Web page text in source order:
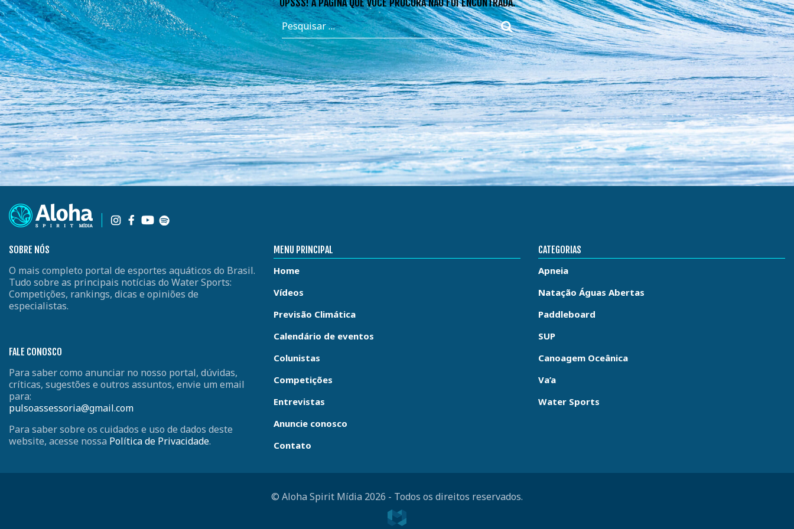
SOBRE NÓS
O mais completo portal de esportes aquáticos do Brasil.
Tudo sobre as principais notícias do Water Sports:
Competições, rankings, dicas e opiniões de
especialistas.
FALE CONOSCO
Para saber como anunciar no nosso portal, dúvidas,
críticas, sugestões e outros assuntos, envie um email
para:
pulsoassessoria@gmail.com
Para saber sobre os cuidados e uso de dados deste
website, acesse nossa Política de Privacidade.
MENU PRINCIPAL
Home
Vídeos
Previsão Climática
Calendário de eventos
Colunistas
Competições
Entrevistas
Anuncie conosco
Contato
CATEGORIAS
Apneia
Natação Águas Abertas
Paddleboard
SUP
Canoagem Oceânica
Va’a
Water Sports
© Aloha Spirit Mídia 2026 - Todos os direitos reservados.